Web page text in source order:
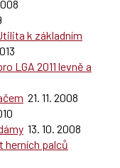
k základním
LGA 2011 levně a
21. 11. 2008
13. 10. 2008
herních palců